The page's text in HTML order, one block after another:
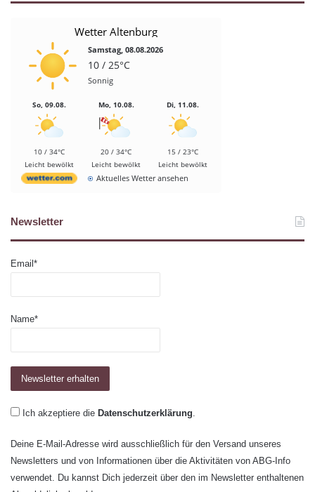
Wetter Altenburg
Samstag, 08.08.2026
10 / 25°C
Sonnig
So, 09.08.
10 / 34°C
Leicht bewölkt
Mo, 10.08.
20 / 34°C
Leicht bewölkt
Di, 11.08.
15 / 23°C
Leicht bewölkt
Aktuelles Wetter ansehen
Newsletter
Email*
Name*
Ich akzeptiere die Datenschutzerklärung.
Deine E-Mail-Adresse wird ausschließlich für den Versand unseres
Newsletters und von Informationen über die Aktivitäten von ABG-Info
verwendet. Du kannst Dich jederzeit über den im Newsletter enthaltenen